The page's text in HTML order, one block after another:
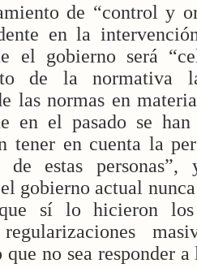
de “control y
en la
el gobierno será
de la normativa
las normas en
en el pasado se han
tener en cuenta la
de estas
gobierno actual
sí lo hicieron los
regularizaciones
que no sea responder